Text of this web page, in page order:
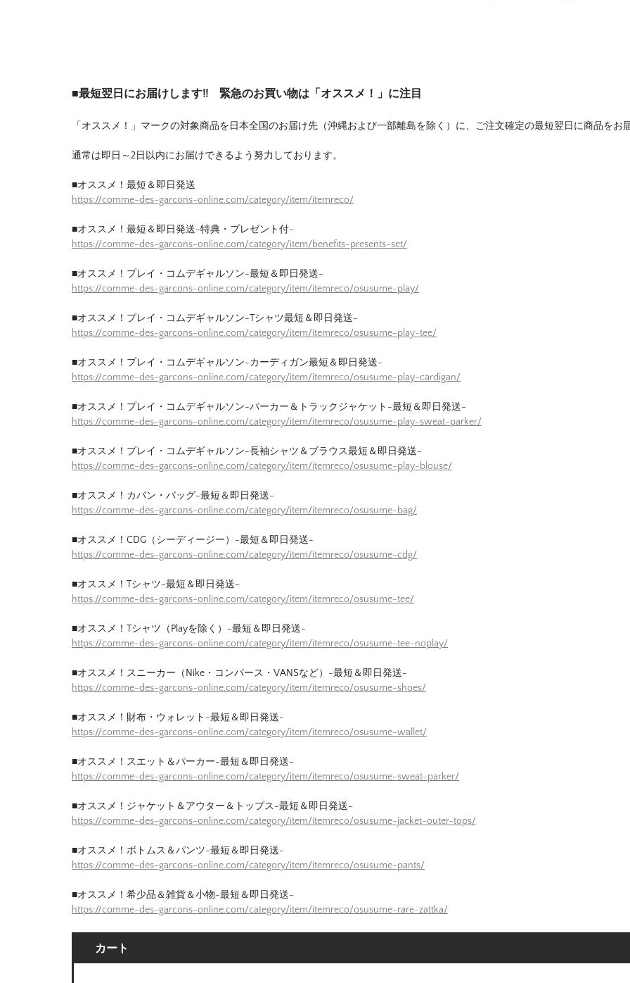
■最短翌日にお届けします!! 緊急のお買い物は「オススメ！」に注目
「オススメ！」マークの対象商品を日本全国のお届け先（沖縄および一部離島を除く）に、ご注文確定の最短翌日に商品をお
通常は即日～2日以内にお届けできるよう努力しております。
■オススメ！最短＆即日発送
https://comme-des-garcons-online.com/category/item/itemreco/
■オススメ！最短＆即日発送-特典・プレゼント付-
https://comme-des-garcons-online.com/category/item/benefits-presents-set/
■オススメ！プレイ・コムデギャルソン-最短＆即日発送-
https://comme-des-garcons-online.com/category/item/itemreco/osusume-play/
■オススメ！プレイ・コムデギャルソン-Tシャツ最短＆即日発送-
https://comme-des-garcons-online.com/category/item/itemreco/osusume-play-tee/
■オススメ！プレイ・コムデギャルソン-カーディガン最短＆即日発送-
https://comme-des-garcons-online.com/category/item/itemreco/osusume-play-cardigan/
■オススメ！プレイ・コムデギャルソン-パーカー＆トラックジャケット-最短＆即日発送-
https://comme-des-garcons-online.com/category/item/itemreco/osusume-play-sweat-parker/
■オススメ！プレイ・コムデギャルソン-長袖シャツ＆ブラウス最短＆即日発送-
https://comme-des-garcons-online.com/category/item/itemreco/osusume-play-blouse/
■オススメ！カバン・バッグ-最短＆即日発送-
https://comme-des-garcons-online.com/category/item/itemreco/osusume-bag/
■オススメ！CDG（シーディージー）-最短＆即日発送-
https://comme-des-garcons-online.com/category/item/itemreco/osusume-cdg/
■オススメ！Tシャツ-最短＆即日発送-
https://comme-des-garcons-online.com/category/item/itemreco/osusume-tee/
■オススメ！Tシャツ（Playを除く）-最短＆即日発送-
https://comme-des-garcons-online.com/category/item/itemreco/osusume-tee-noplay/
■オススメ！スニーカー（Nike・コンバース・VANSなど）-最短＆即日発送-
https://comme-des-garcons-online.com/category/item/itemreco/osusume-shoes/
■オススメ！財布・ウォレット-最短＆即日発送-
https://comme-des-garcons-online.com/category/item/itemreco/osusume-wallet/
■オススメ！スエット＆パーカー-最短＆即日発送-
https://comme-des-garcons-online.com/category/item/itemreco/osusume-sweat-parker/
■オススメ！ジャケット＆アウター＆トップス-最短＆即日発送-
https://comme-des-garcons-online.com/category/item/itemreco/osusume-jacket-outer-tops/
■オススメ！ボトムス＆パンツ-最短＆即日発送-
https://comme-des-garcons-online.com/category/item/itemreco/osusume-pants/
■オススメ！希少品＆雑貨＆小物-最短＆即日発送-
https://comme-des-garcons-online.com/category/item/itemreco/osusume-rare-zattka/
カート